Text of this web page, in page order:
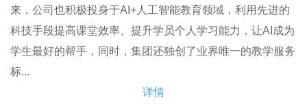
来，公司也积极投身于AI+人工智能教育领域，利用先进的
科技手段提高课堂效率、提升学员个人学习能力，让AI成为
学生最好的帮手，同时，集团还独创了业界唯一的教学服务
标...
详情